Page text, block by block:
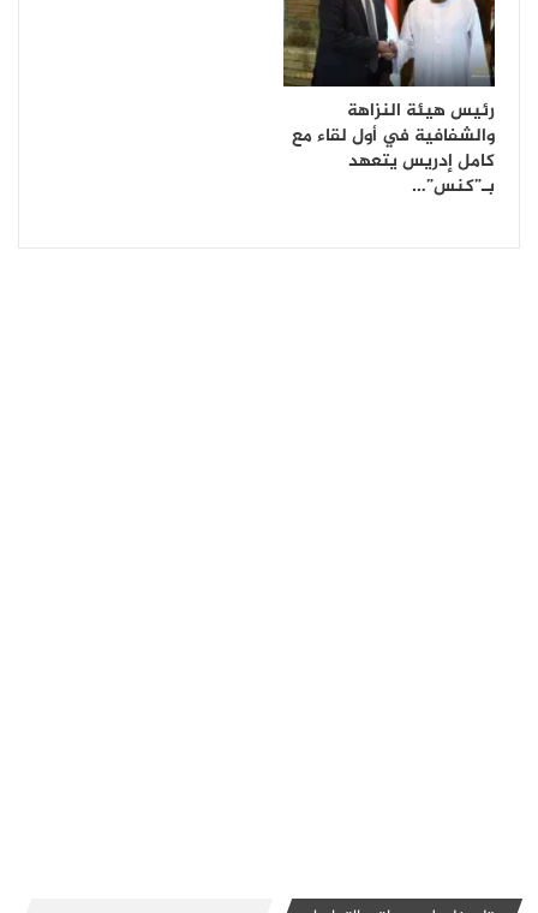
رئيس هيئة النزاهة
والشفافية في أول لقاء مع
كامل إدريس يتعهد
بـ”كنس”…